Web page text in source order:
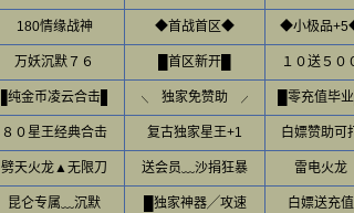
180情缘战神 ◆首战首区◆ ◆小极品
万妖沉默７６ █首区新开█ １０送５０
█纯金币凌云合击█ ╲ 独家免赞助 ╱ █零充值毕业
８０星王经典合击 复古独家星王+1 白嫖赞助可打
劈天火龙▲无限刀 送会员﹏沙捐狂暴 雷电火龙
昆仑专属﹏沉默 █独家神器╱攻速 白嫖送充值